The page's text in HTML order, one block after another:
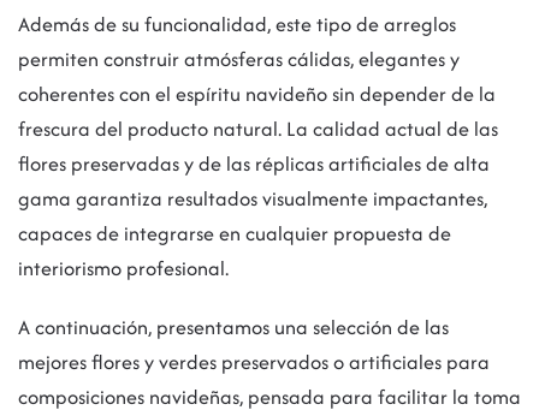
Además de su funcionalidad, este tipo de arreglos
permiten construir atmósferas cálidas, elegantes y
coherentes con el espíritu navideño sin depender de la
frescura del producto natural. La calidad actual de las
flores preservadas y de las réplicas artificiales de alta
gama garantiza resultados visualmente impactantes,
capaces de integrarse en cualquier propuesta de
interiorismo profesional.
A continuación, presentamos una selección de las
mejores flores y verdes preservados o artificiales para
composiciones navideñas, pensada para facilitar la toma